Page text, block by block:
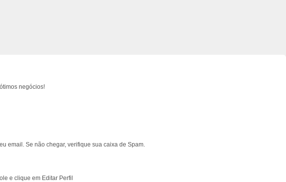
negócios!
email. Se não chegar, verifique sua caixa de Spam.
e clique em Editar Perfil